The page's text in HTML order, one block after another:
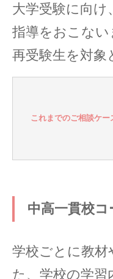
大学受験に向け
指導をおこない
再受験生を対
これまでのご相談ケー
中高一貫校コ
学校ごとに教材
た、学校の学